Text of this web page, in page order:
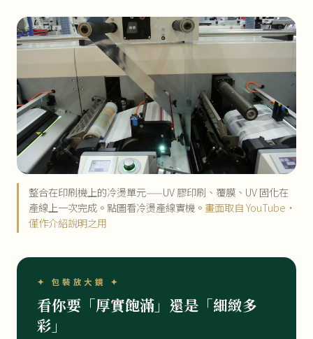
整合在印刷機上的冷燙單元——UV 膠印刷、覆膜、UV 固化在
產線上一次完成。點圖看冷燙產線實機。 畫面取自 YouTube・
僅作介紹說明之用
✦ 包裝放大鏡 ✦
看你要「厚實飽滿」還是「細緻多
彩」